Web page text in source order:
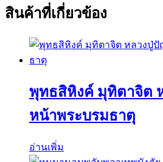
สินค้าที่เกี่ยวข้อง
พุทธสิหิงค์ มุทิตาจิต
หน้าพระบรมธาตุ
อ่านเพิ่ม